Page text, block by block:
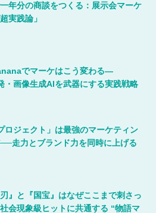
一年分の商談をつくる：展示会マーケ
実践論」
でマーケはこう変わる―
・画像生成AIを武器にする実践戦略
ロジェクト」は最強のマーケティン
走力とブランド力を同時に上げる
刃』と『国宝』はなぜここまで刺さっ
会現象級ヒットに共通する “物語マ